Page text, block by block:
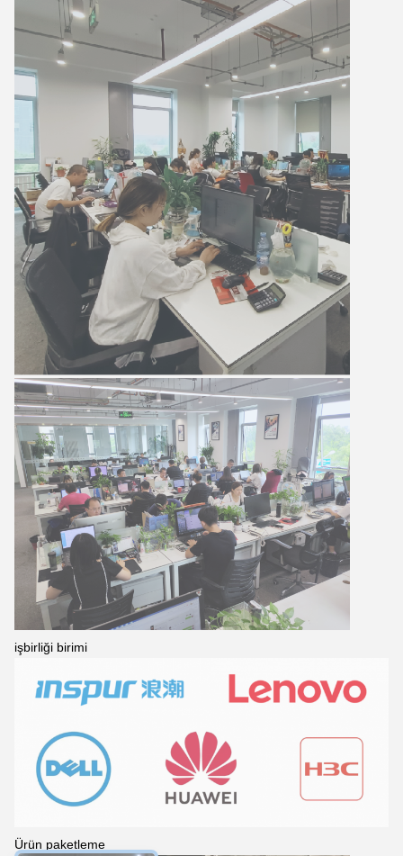
işbirliği birimi
Ürün paketleme
Majiang